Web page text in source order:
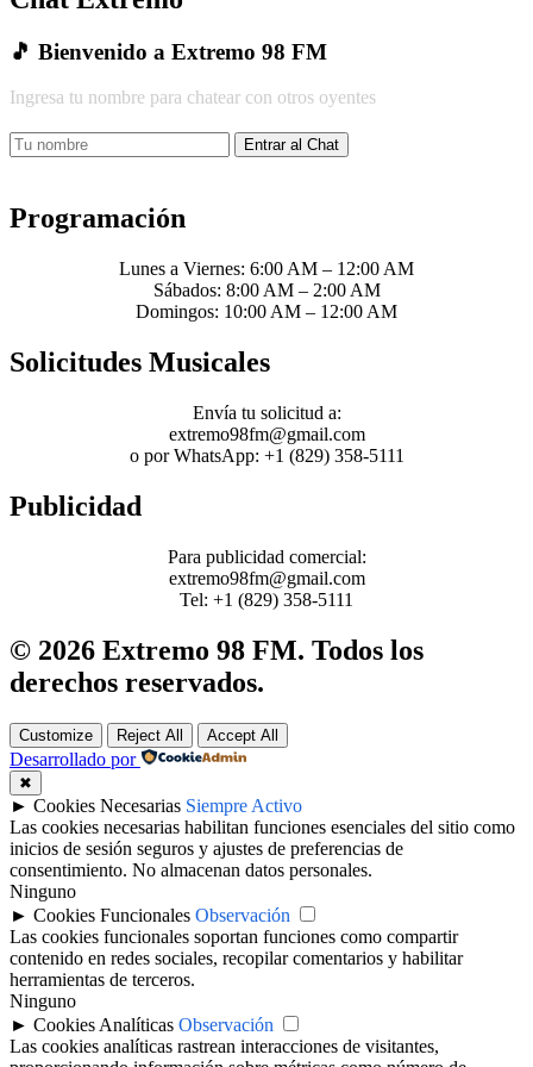
🎵 Bienvenido a Extremo 98 FM
Ingresa tu nombre para chatear con otros oyentes
Entrar al Chat
Programación
Lunes a Viernes: 6:00 AM – 12:00 AM
Sábados: 8:00 AM – 2:00 AM
Domingos: 10:00 AM – 12:00 AM
Solicitudes Musicales
Envía tu solicitud a:
extremo98fm@gmail.com
o por WhatsApp: +1 (829) 358-5111
Publicidad
Para publicidad comercial:
extremo98fm@gmail.com
Tel: +1 (829) 358-5111
© 2026 Extremo 98 FM. Todos los
derechos reservados.
Customize Reject All Accept All
Desarrollado por
✖
► Cookies Necesarias Siempre Activo
Las cookies necesarias habilitan funciones esenciales del sitio como
inicios de sesión seguros y ajustes de preferencias de
consentimiento. No almacenan datos personales.
Ninguno
► Cookies Funcionales Observación
Las cookies funcionales soportan funciones como compartir
contenido en redes sociales, recopilar comentarios y habilitar
herramientas de terceros.
Ninguno
► Cookies Analíticas Observación
Las cookies analíticas rastrean interacciones de visitantes,